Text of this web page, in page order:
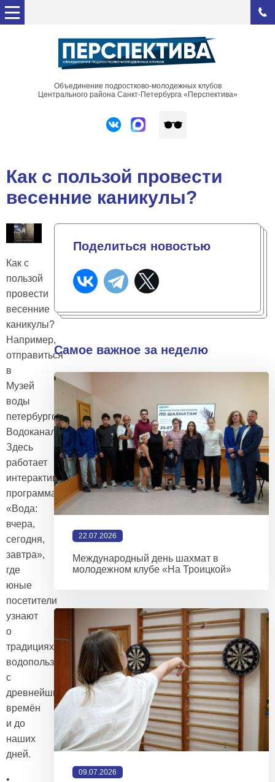
Объединение подростково-молодежных клубов
Центрального района Санкт-Петербурга «Перспектива»
Как с пользой провести
весенние каникулы?
Как с
пользой
провести
весенние
каникулы?
Например,
отправиться
в
Музей
воды
петербургского
Водоканала.
Здесь
работает
интерактивная
программа
«Вода:
вчера,
сегодня,
завтра»,
где
юные
посетители
узнают
о
традициях
водопользования
с
древнейших
времён
и до
наших
дней.
•
Поделиться новостью
Самое важное за неделю
22.07.2026
Международный день шахмат в
молодежном клубе «На Троицкой»
09.07.2026